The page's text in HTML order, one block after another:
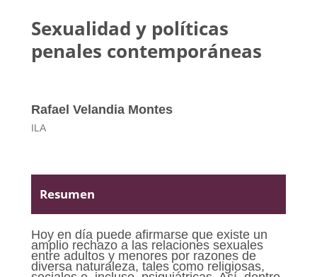
Sexualidad y políticas
penales contemporáneas
Rafael Velandia Montes
ILA
Resumen
Hoy en día puede afirmarse que existe un
amplio rechazo a las relaciones sexuales
entre adultos y menores por razones de
diversa naturaleza, tales como religiosas,